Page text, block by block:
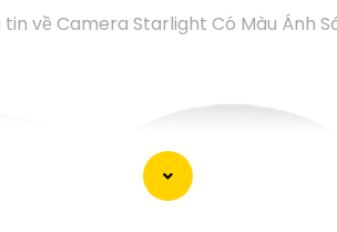
về Camera Starlight Có Màu Ánh